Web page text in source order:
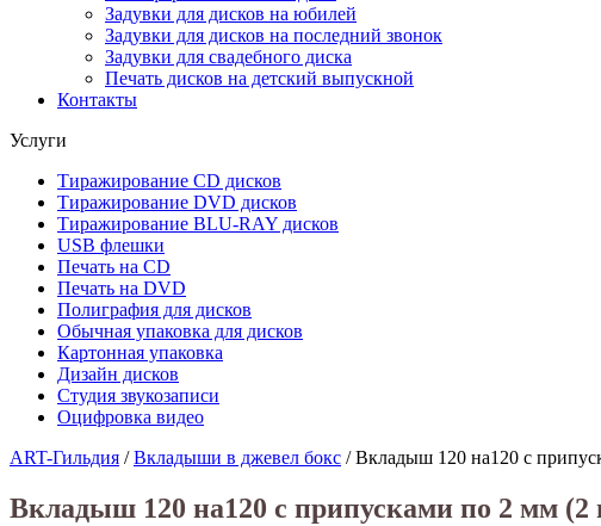
Задувки для дисков на юбилей
Задувки для дисков на последний звонок
Задувки для свадебного диска
Печать дисков на детский выпускной
Контакты
Услуги
Тиражирование CD дисков
Тиражирование DVD дисков
Тиражирование BLU-RAY дисков
USB флешки
Печать на CD
Печать на DVD
Полиграфия для дисков
Обычная упаковка для дисков
Картонная упаковка
Дизайн дисков
Студия звукозаписи
Оцифровка видео
ART-Гильдия /Вкладыши в джевел бокс /Вкладыш 120 на120 с
Вкладыш 120 на120 с припусками по 2 мм (2